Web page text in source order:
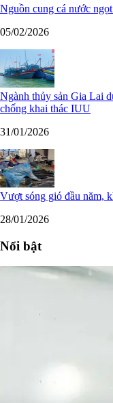
Nguồn cung cá nước
05/02/2026
Ngành thủy sản Gia Lai
chống khai thác IUU
31/01/2026
Vượt sóng gió đầu năm,
28/01/2026
Nổi bật